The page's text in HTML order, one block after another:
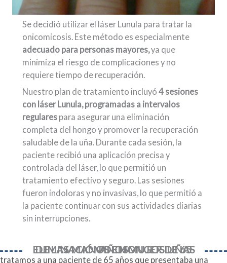
Se decidió utilizar el láser Lunula para tratar la
onicomicosis. Este método es especialmente
adecuado para personas mayores,ya que
minimiza el riesgo de complicaciones y no
requiere tiempo de recuperación.
Nuestro plan de tratamiento incluyó 4 sesiones
con láser Lunula, programadas a intervalos
regulares para asegurar una eliminación
completa del hongo y promover la recuperación
saludable de la uña. Durante cada sesión, la
paciente recibió una aplicación precisa y
controlada del láser, lo que permitió un
tratamiento efectivo y seguro. Las sesiones
fueron indoloras y no invasivas, lo que permitió a
la paciente continuar con sus actividades diarias
sin interrupciones.
ELIMINACIÓN DE HONGOS UÑAS DE LAS MANOS EN MUJER DE 65 AÑOS
tratamos a una paciente de 65 años que presentaba una